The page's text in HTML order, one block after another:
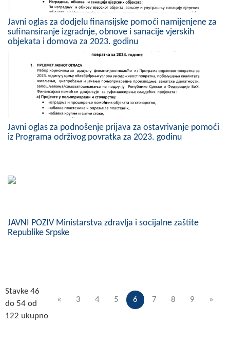
Javni oglas za dodjelu finansijske pomoći namijenjene za
sufinansiranje izgradnje, obnove i sanacije vjerskih
objekata i domova za 2023. godinu
Javni oglas za podnošenje prijava za ostavrivanje pomoći
iz Programa održivog povratka za 2023. godinu
JAVNI POZIV Ministarstva zdravlja i socijalne zaštite
Republike Srpske
« 3 4 5 6 7 8 9 »
Stavke 46
do 54 od
122 ukupno